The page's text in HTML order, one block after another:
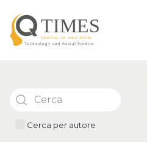
Cerca per autore